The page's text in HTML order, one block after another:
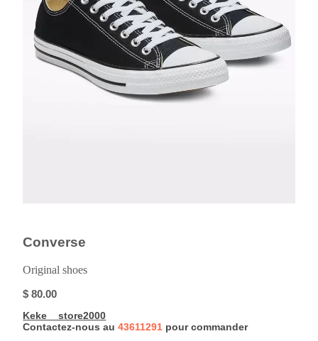
Converse
Original shoes
$ 80.00
Keke__store2000
Contactez-nous au43611291 pour commander